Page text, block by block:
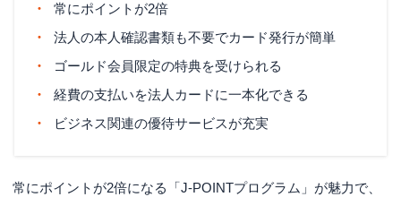
常にポイントが2倍
法人の本人確認書類も不要でカード発行が簡単
ゴールド会員限定の特典を受けられる
経費の支払いを法人カードに一本化できる
ビジネス関連の優待サービスが充実
常にポイントが2倍になる「J-POINTプログラム」が魅力で、